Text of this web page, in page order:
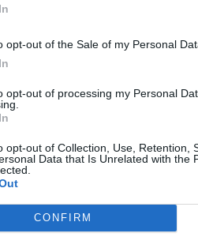
opt-out of the Sale of my Personal
opt-out of processing my Personal
opt-out of Collection, Use, Retention,
Data that Is Unrelated with the
CONFIRM
Επαρχιακού Τύπου,
Δημήτρη Παπαστεργίου, για
απένειμε τιμητική πλακέτα
Καστοριά.